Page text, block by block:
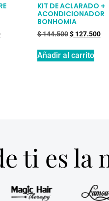
KIT DE ACLARADO +
ACONDICIONADOR
BONHOMIA
$144.500 $127.500
Añadir al carrito
ti es la